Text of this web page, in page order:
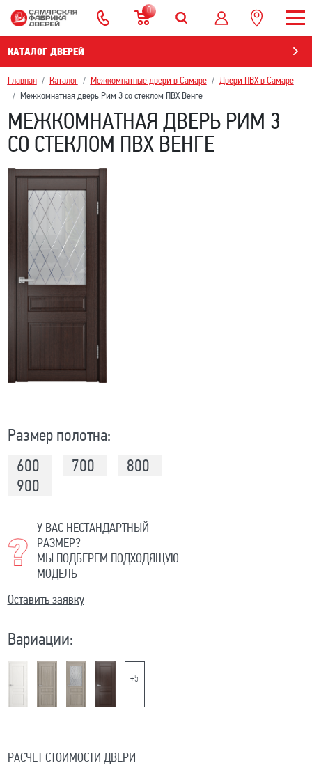
0
КАТАЛОГ ДВЕРЕЙ
Главная Каталог Межкомнатные двери в Самаре
Двери ПВХ в Самаре
Межкомнатная дверь Рим 3 со стеклом ПВХ Венге
МЕЖКОМНАТНАЯ ДВЕРЬ РИМ 3
СО СТЕКЛОМ ПВХ ВЕНГЕ
Размер полотна:
600
700
800
900
У ВАС НЕСТАНДАРТНЫЙ
РАЗМЕР?
МЫ ПОДБЕРЕМ ПОДХОДЯЩУЮ
МОДЕЛЬ
Оставить заявку
Вариации:
+5
РАСЧЕТ СТОИМОСТИ ДВЕРИ